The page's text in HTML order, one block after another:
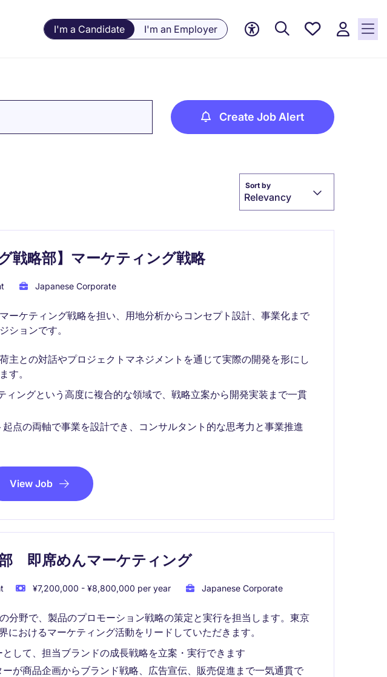
I'm a Candidate I'm an Employer
Saved
Create Job Alert
Sort by
Relevancy
戦略部】マーケティング戦略
Japanese Corporate
ーケティング戦略を担い、用地分析からコンセプト設計、事業化まで
ションです。
主との対話やプロジェクトマネジメントを通じて実際の開発を形にし
す。
ィングという高度に複合的な領域で、戦略立案から開発実装まで一貫
点の両軸で事業を設計でき、コンサルタント的な思考力と事業推進
View Job
即席めんマーケティング
¥7,200,000 - ¥8,800,000 per year Japanese Corporate
分野で、製品のプロモーション戦略の策定と実行を担当します。東京
におけるマーケティング活動をリードしていただきます。
して、担当ブランドの成長戦略を立案・実行できます
が商品企画からブランド戦略、広告宣伝、販売促進まで一気通貫で